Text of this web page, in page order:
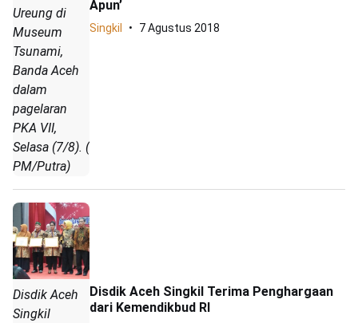
Ureung di
Museum
Tsunami,
Banda Aceh
dalam
pagelaran
PKA VII,
Selasa (7/8). (
PM/Putra)
Apun’
Singkil 7 Agustus 2018
Disdik Aceh
Singkil
Disdik Aceh Singkil Terima Penghargaan
dari Kemendikbud RI